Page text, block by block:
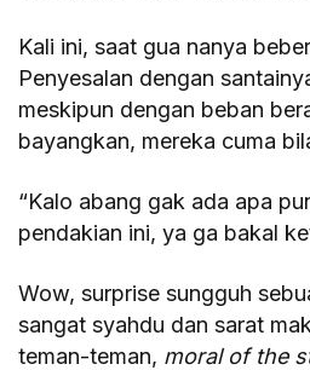
Kali ini, saat gua nanya
Penyesalan dengan
meskipun dengan beban
bayangkan, mereka cuma
“Kalo abang gak ada apa
pendakian ini, ya ga bakal
Wow, surprise sungguh
sangat syahdu dan sarat
teman-teman, moral of the